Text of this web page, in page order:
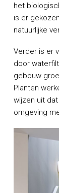
het
is er
natuurlijke
Verder is er
door
gebouw
Planten
wijzen uit
omgeving